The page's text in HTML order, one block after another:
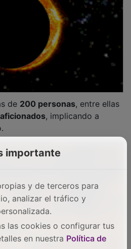
con la oferta dedulces
y churros, y con un
y apoyoen el que colaboran
Civil de varios municipios de
se ha reiterado en
a todas las
el desarrollo del evento y
importante
y de terceros para
analizar el tráfico y
las cookies o configurar tus
en nuestra Política de